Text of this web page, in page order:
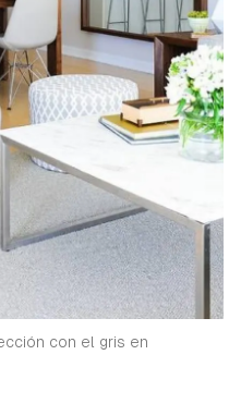
con el gris en